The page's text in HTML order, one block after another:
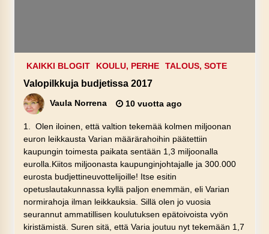
KAIKKI BLOGIT KOULU, PERHE TALOUS, SOTE
Valopilkkuja budjetissa 2017
Vaula Norrena 10 vuotta ago
1. Olen iloinen, että valtion tekemää kolmen miljoonan
euron leikkausta Varian määrärahoihin päätettiin
kaupungin toimesta paikata sentään 1,3 miljoonalla
eurolla.Kiitos miljoonasta kaupunginjohtajalle ja 300.000
eurosta budjettineuvottelijoille! Itse esitin
opetuslautakunnassa kyllä paljon enemmän, eli Varian
normirahoja ilman leikkauksia. Sillä olen jo vuosia
seurannut ammatillisen koulutuksen epätoivoista vyön
kiristämistä. Suren sitä, että Varia joutuu nyt tekemään 1,7